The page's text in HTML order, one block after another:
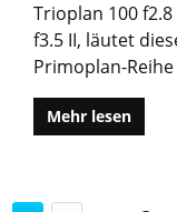
Trioplan 100
f3.5 II, läutet
Primoplan-Reihe
Mehr lesen